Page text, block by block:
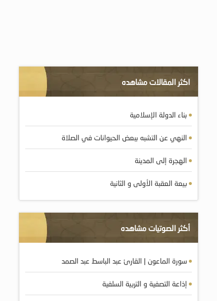
اكثر المقالات مشاهده
بناء الدولة الإسلامية
النهي عن التشبه ببعض الحيوانات في الصلاة
الهجرة إلى المدينة
بيعة العقبة الأولى و الثانية
أكثر الصوتيات مشاهده
سورة الماعون | القارئ عبد الباسط عبد الصمد
إذاعة التصفية و التربية السلفية